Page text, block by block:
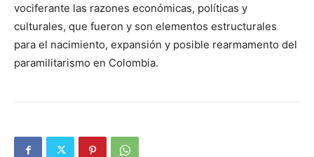
vociferante las razones económicas, políticas y
culturales, que fueron y son elementos estructurales
para el nacimiento, expansión y posible rearmamento del
paramilitarismo en Colombia.